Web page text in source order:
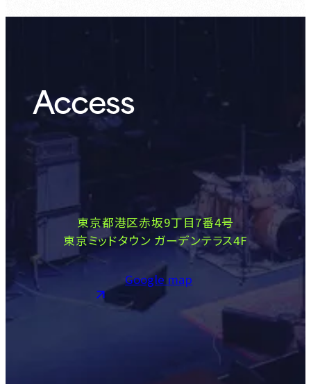
Access
東京都港区赤坂9丁目7番4号
東京ミッドタウン ガーデンテラス4F
Google map